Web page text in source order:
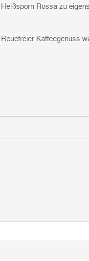
Rossa zu
Kaffeegenuss